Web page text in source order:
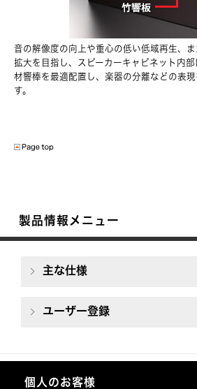
音の解像度の向上や重心の低い低域再生、
拡大を目指し、スピーカーキャビネット内
材響棒を最適配置し、楽器の分離などの表
す。
製品情報メニュー
主な仕様
ユーザー登録
個人のお客様